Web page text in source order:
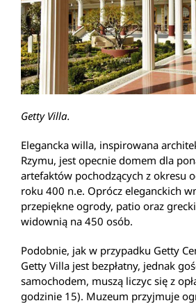
Getty Villa.
Elegancka willa, inspirowana
Rzymu, jest opecnie domem dla
artefaktów pochodzących z okresu
roku 400 n.e. Oprócz eleganckich
przepiękne ogrody, patio oraz
widownią na 450 osób.
Podobnie, jak w przypadku Getty
Getty Villa jest bezpłatny, jednak
samochodem, muszą liczyc się z
godzinie 15). Muzeum przyjmuje